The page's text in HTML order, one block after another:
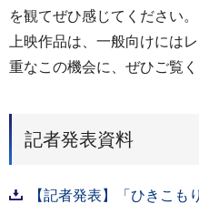
を観てぜひ感じてください。
上映作品は、一般向けには
重なこの機会に、ぜひご覧く
記者発表資料
【記者発表】「ひきこ